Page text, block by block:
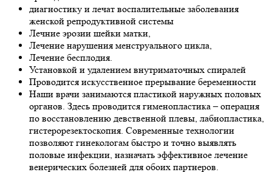
диагностику и лечат воспалительные заболевания
женской репродуктивной системы
Лечние эрозии шейки матки,
Лечение нарушения менструального цикла,
Лечение бесплодия.
Установкой и удалением внутриматочных спиралей
Проводится искусственное прерывание беременности
Наши врачи занимаются пластикой наружных половых
органов. Здесь проводится гименопластика – операция
по восстановлению девственной плевы, лабиопластика,
гистерорезектоскопия. Современные технологии
позволяют гинекологам быстро и точно выявлять
половые инфекции, назначать эффективное лечение
венерических болезней для обоих партнеров.